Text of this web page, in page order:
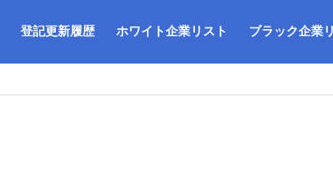
登記更新履歴 ホワイト企業リスト ブラック企業